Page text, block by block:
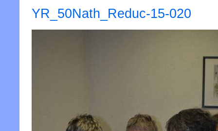
YR_50Nath_Reduc-15-020